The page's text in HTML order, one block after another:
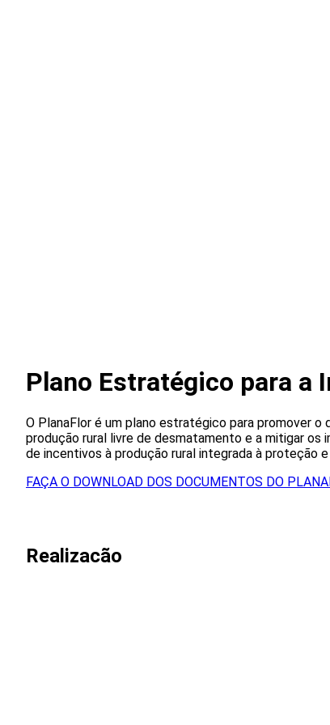
Plano Estratégico para a
O PlanaFlor é um plano estratégico para promover
produção rural livre de desmatamento e a mitigar os
de incentivos à produção rural integrada à proteção
FAÇA O DOWNLOAD DOS DOCUMENTOS DO
Realizacão